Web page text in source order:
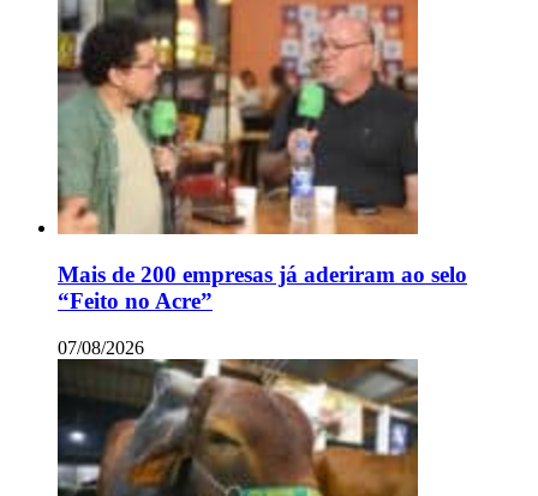
Mais de 200 empresas já aderiram ao selo
“Feito no Acre”
07/08/2026